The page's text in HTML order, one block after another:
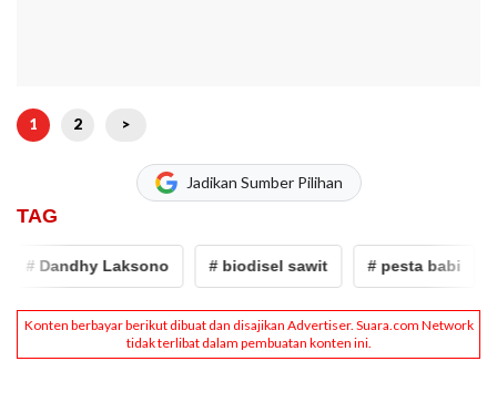
1 2 >
Jadikan Sumber Pilihan
TAG
Dandhy Laksono # biodisel sawit # pesta babi